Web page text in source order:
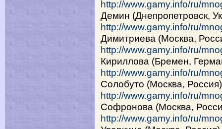
http://www.gamy.info/ru/
Демин (Днепропетровск,
http://www.gamy.info/ru/
Димитриева (Москва,
http://www.gamy.info/ru/
Кириллова (Бремен,
http://www.gamy.info/ru/
Солобуто (Москва, Россия)
http://www.gamy.info/ru/
Софронова (Москва,
http://www.gamy.info/ru/